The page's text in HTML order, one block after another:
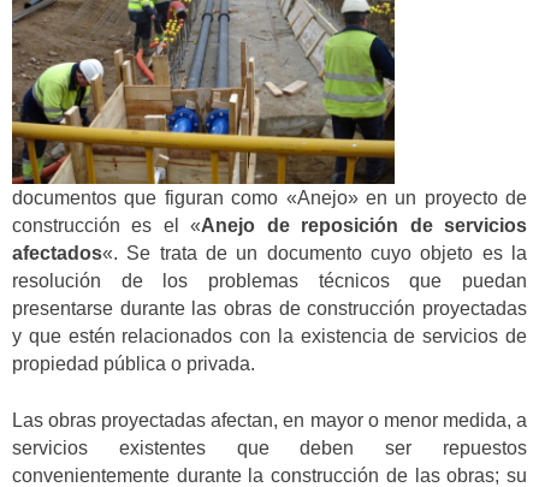
documentos que figuran como «Anejo» en un proyecto de
construcción es el «Anejo de reposición de servicios
afectados«. Se trata de un documento cuyo objeto es la
resolución de los problemas técnicos que puedan
presentarse durante las obras de construcción proyectadas
y que estén relacionados con la existencia de servicios de
propiedad pública o privada.
Las obras proyectadas afectan, en mayor o menor medida, a
servicios existentes que deben ser repuestos
convenientemente durante la construcción de las obras; su